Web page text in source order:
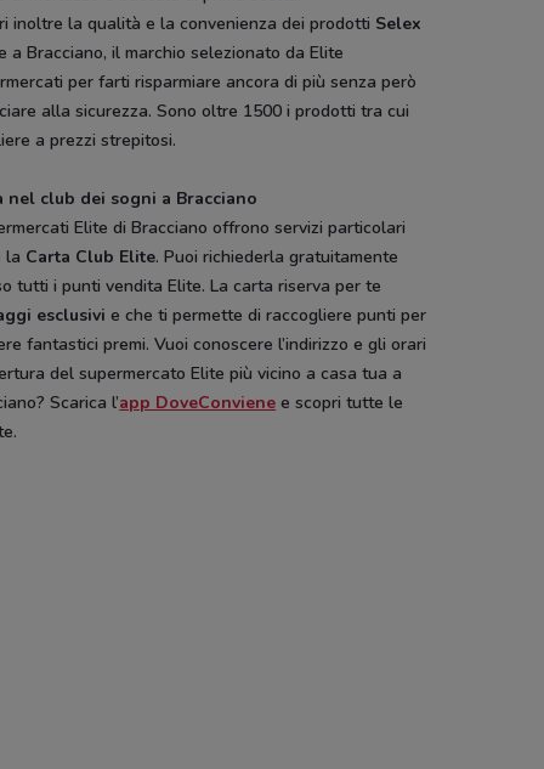
Conad Ferrarelle
inoltre la qualità e la convenienza dei prodotti Selex
a Bracciano, il marchio selezionato da Elite
per farti risparmiare ancora di più senza però
alla sicurezza. Sono oltre 1500 i prodotti tra cui
a prezzi strepitosi.
nel club dei sogni a Bracciano
Elite di Bracciano offrono servizi particolari
la Carta Club Elite. Puoi richiederla gratuitamente
tutti i punti vendita Elite. La carta riserva per te
esclusivi e che ti permette di raccogliere punti per
fantastici premi. Vuoi conoscere l’indirizzo e gli orari
del supermercato Elite più vicino a casa tua a
Scarica l’app DoveConviene e scopri tutte le